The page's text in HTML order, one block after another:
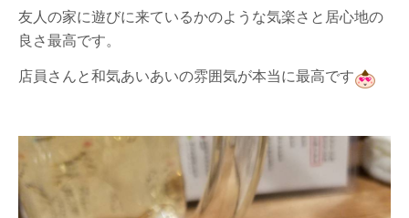
友人の家に遊びに来ているかのような気楽さと居心地の
良さ最高です。
店員さんと和気あいあいの雰囲気が本当に最高です